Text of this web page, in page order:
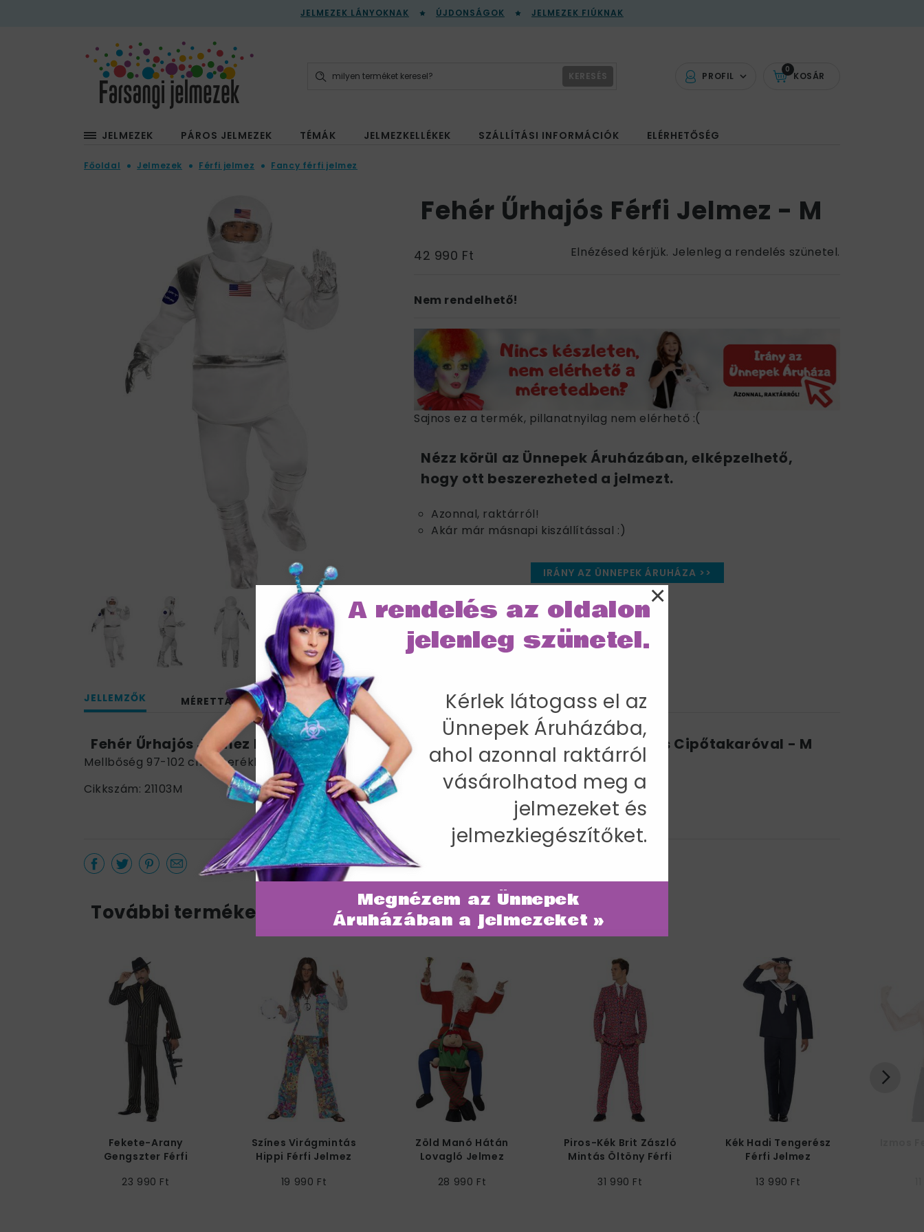
JELMEZEK LÁNYOKNAK ÚJDONSÁGOK JELMEZEK FIÚKNAK
PROFIL KOSÁR
0
KERESÉS
JELMEZEK PÁROS JELMEZEK TÉMÁK JELMEZKELLÉKEK SZÁLLÍTÁSI INFORMÁCIÓK ELÉRHETŐSÉG
Főoldal Jelmezek Férfi jelmez Fancy férfi jelmez
Fehér Űrhajós Férfi Jelmez - M
42 990 Ft Elnézésed kérjük. Jelenleg a rendelés szünetel.
Nem rendelhető!
Sajnos ez a termék, pillanatnyilag nem elérhető :(
Nézz körül az Ünnepek Áruházában, elképzelhető,
hogy ott beszerezheted a jelmezt.
Azonnal, raktárról!
Akár már másnapi kiszállítással :)
IRÁNY AZ ÜNNEPEK ÁRUHÁZA >>
JELLEMZŐK MÉRETTÁBLÁZAT SZÁLLÍTÁS
Fehér Űrhajós Jelmez Férfiaknak Felsővel, Nadrággal, Sisakkal, Kesztyűvel és Cipőtakaróval - M
Mellbőség 97-102 cm / Derékbőség 81-86 cm / Belső lábhossz 83 cm
Cikkszám: 21103M
További termékek a kategóriában
Fekete-Arany
Gengszter Férfi
23 990 Ft
Színes Virágmintás
Hippi Férfi Jelmez
19 990 Ft
Zöld Manó Hátán
Lovagló Jelmez
28 990 Ft
Piros-Kék Brit Zászló
Mintás Öltöny Férfi
31 990 Ft
Kék Hadi Tengerész
Férfi Jelmez
13 990 Ft
Megnézem az Ünnepek
Áruházában a jelmezeket »
Kérlek látogass el az
Ünnepek Áruházába,
ahol azonnal raktárról
vásárolhatod meg a
jelmezeket és
jelmezkiegészítőket.
A rendelés az oldalon
jelenleg szünetel.
×